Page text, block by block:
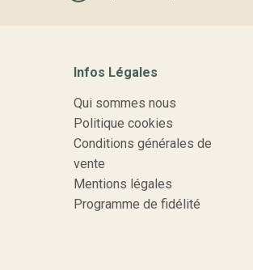
Infos Légales
Qui sommes nous
Politique cookies
Conditions générales de
vente
Mentions légales
Programme de fidélité